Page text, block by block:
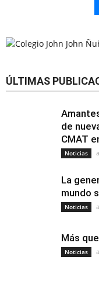
ÚLTIMAS
de
CMAT
Noticias
La
mundo
Noticias
Más
Noticias